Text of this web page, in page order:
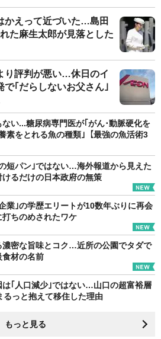
かえって近づいた…島田
た麻生太郎が見落とした
り評判が悪い…休日のイ
で｢だらしないお父さん｣
い...糖尿病専門医が｢がん･動脈硬化を
素をとれる魚の種類｣【最強の魚活術3
短パン｣ではない…海外報道から見えた
るだけの日本政府の無策
業｣の学歴エリートが10数年ぶりに再会
ちのめされたワケ
濃密な旨味とコク…近所の公園でタダで
食材の名前
｢人口減少｣ではない…山口の超富裕層
るっと抱えて移住した理由
もっと見る